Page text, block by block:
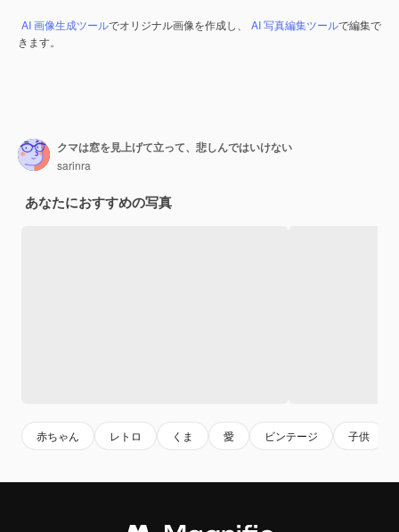
AI 画像生成ツールでオリジナル画像を作成し、 AI 写真編集ツールで編集で
きます。
クマは窓を見上げて立って、悲しんではいけない
sarinra
あなたにおすすめの写真
赤ちゃん レトロ くま 愛 ビンテージ 子供